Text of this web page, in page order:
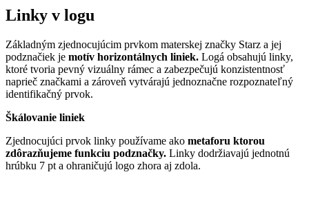
Linky v logu
Základným zjednocujúcim prvkom materskej značky Starz a jej
podznačiek je motív horizontálnych liniek. Logá obsahujú linky,
ktoré tvoria pevný vizuálny rámec a zabezpečujú konzistentnosť
naprieč značkami a zároveň vytvárajú jednoznačne rozpoznateľný
identifikačný prvok.
Škálovanie liniek
Zjednocujúci prvok linky používame ako metaforu ktorou
zdôrazňujeme funkciu podznačky. Linky dodržiavajú jednotnú
hrúbku 7 pt a ohraničujú logo zhora aj zdola.